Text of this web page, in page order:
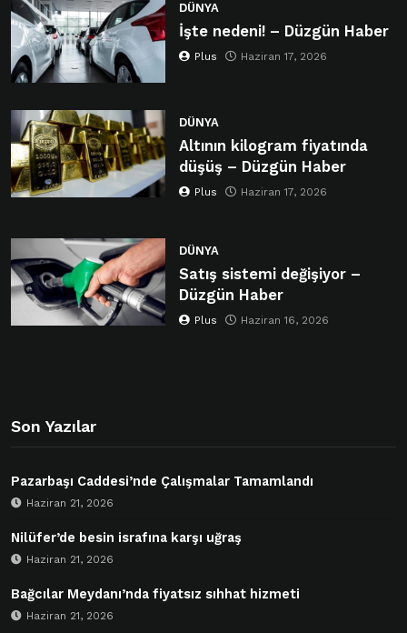
DÜNYA
İşte nedeni! – Düzgün Haber
Plus Haziran 17, 2026
DÜNYA
Altının kilogram fiyatında
düşüş – Düzgün Haber
Plus Haziran 17, 2026
DÜNYA
Satış sistemi değişiyor –
Düzgün Haber
Plus Haziran 16, 2026
Son Yazılar
Pazarbaşı Caddesi’nde Çalışmalar Tamamlandı
Haziran 21, 2026
Nilüfer’de besin israfına karşı uğraş
Haziran 21, 2026
Bağcılar Meydanı’nda fiyatsız sıhhat hizmeti
Haziran 21, 2026